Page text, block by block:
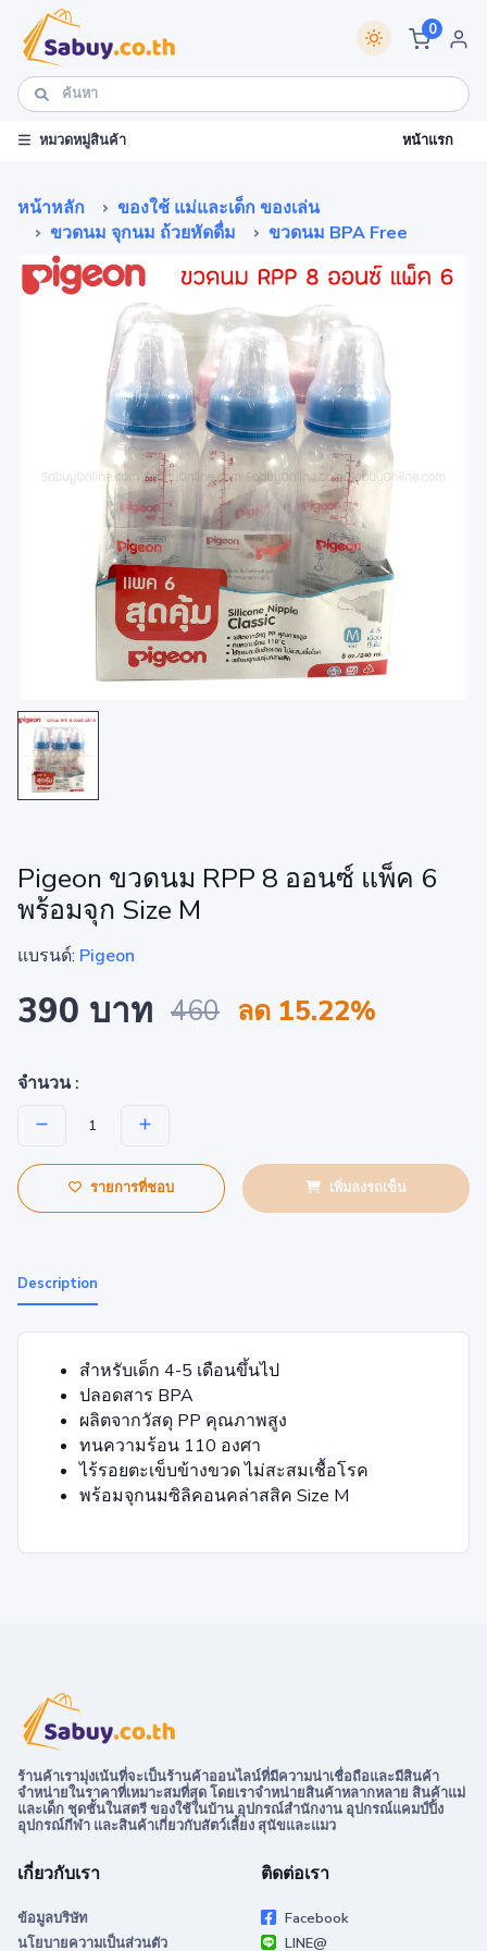
0
หมวดหมู่สินค้า หน้าแรก
หน้าหลัก
ของใช้ แม่และเด็ก ของเล่น
ขวดนม จุกนม ถ้วยหัดดื่ม
ขวดนม BPA Free
Pigeon ขวดนม RPP 8 ออนซ์ แพ็ค 6
พร้อมจุก Size M
แบรนด์: Pigeon
390 บาท 460 ลด 15.22%
จำนวน :
รายการที่ชอบ เพิ่มลงรถเข็น
Description
สำหรับเด็ก 4-5 เดือนขึ้นไป
ปลอดสาร BPA
ผลิตจากวัสดุ PP คุณภาพสูง
ทนความร้อน 110 องศา
ไร้รอยตะเข็บข้างขวด ไม่สะสมเชื้อโรค
พร้อมจุกนมซิลิคอนคล่าสสิค Size M
ร้านค้าเรามุ่งเน้นที่จะเป็นร้านค้าออนไลน์ที่มีความน่าเชื่อถือและมีสินค้า
จำหน่ายในราคาที่เหมาะสมที่สุด โดยเราจำหน่ายสินค้าหลากหลาย สินค้าแม่
และเด็ก ชุดชั้นในสตรี ของใช้ในบ้าน อุปกรณ์สำนักงาน อุปกรณ์แคมป์ปิ้ง
อุปกรณ์กีฬา และสินค้าเกี่ยวกับสัตว์เลี้ยง สุนัขและแมว
เกี่ยวกับเรา
ข้อมูลบริษัท
นโยบายความเป็นส่วนตัว
ติดต่อเรา
Facebook
LINE@